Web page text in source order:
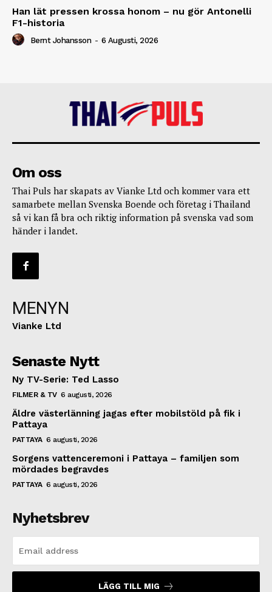
Han lät pressen krossa honom – nu gör Antonelli
F1-historia
Bernt Johansson - 6 Augusti, 2026
Om oss
Thai Puls har skapats av Vianke Ltd och kommer vara ett
samarbete mellan Svenska Boende och företag i Thailand
så vi kan få bra och riktig information på svenska vad som
händer i landet.
MENYN
Vianke Ltd
Senaste Nytt
Ny TV-Serie: Ted Lasso
FILMER & TV 6 augusti, 2026
Äldre västerlänning jagas efter mobilstöld på fik i
Pattaya
PATTAYA 6 augusti, 2026
Sorgens vattenceremoni i Pattaya – familjen som
mördades begravdes
PATTAYA 6 augusti, 2026
Nyhetsbrev
LÄGG TILL MIG